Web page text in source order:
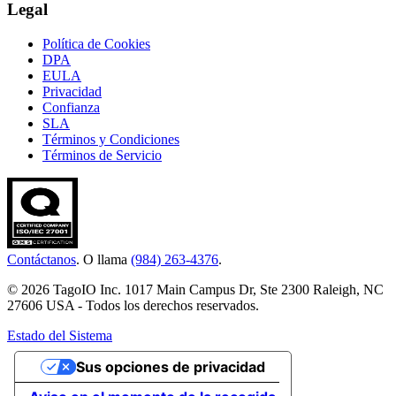
Legal
Política de Cookies
DPA
EULA
Privacidad
Confianza
SLA
Términos y Condiciones
Términos de Servicio
Contáctanos. O llama (984) 263-4376.
© 2026 TagoIO Inc. 1017 Main Campus Dr, Ste 2300 Raleigh, NC
27606 USA - Todos los derechos reservados.
Estado del Sistema
Sus opciones de privacidad